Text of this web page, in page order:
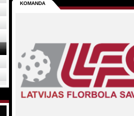
KOMANDA